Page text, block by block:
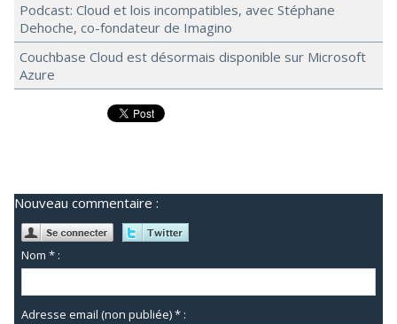
Podcast: Cloud et lois incompatibles, avec Stéphane
Dehoche, co-fondateur de Imagino
Couchbase Cloud est désormais disponible sur Microsoft
Azure
Nouveau commentaire :
Nom * :
Adresse email (non publiée) * :